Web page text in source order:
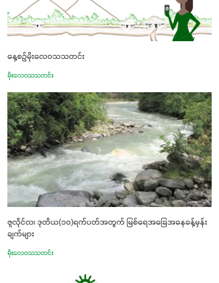
နေ့စဉ်မိုးလေဝသသတင်း
မိုးလေဝသသတင်း
ဇူလိုင်လ၊ ဒုတိယ(၁၀)ရက်ပတ်အတွက် မြစ်ရေအခြေအနေခန့်မှန်း
ချက်များ
မိုးလေဝသသတင်း